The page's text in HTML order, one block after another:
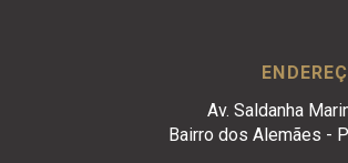
Av. Saldanha
Bairro dos Alemães -